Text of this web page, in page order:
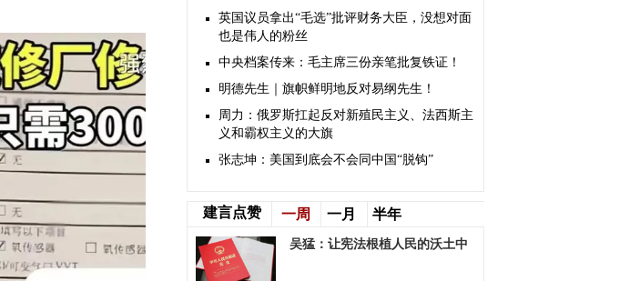
英国议员拿出“毛选”批评财务大臣，没想对面
也是伟人的粉丝
中央档案传来：毛主席三份亲笔批复铁证！
明德先生｜旗帜鲜明地反对易纲先生！
周力：俄罗斯扛起反对新殖民主义、法西斯主
义和霸权主义的大旗
张志坤：美国到底会不会同中国“脱钩”
建言点赞 一周 一月 半年
吴猛：让宪法根植人民的沃土中